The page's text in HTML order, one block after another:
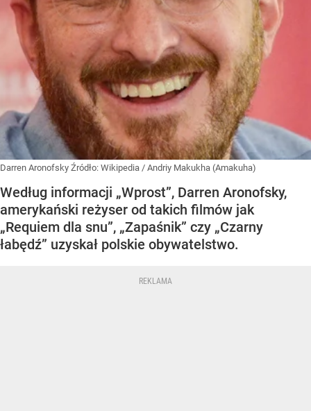
Darren Aronofsky Źródło: Wikipedia / Andriy Makukha (Amakuha)
Według informacji „Wprost”, Darren Aronofsky,
amerykański reżyser od takich filmów jak
„Requiem dla snu”, „Zapaśnik” czy „Czarny
łabędź” uzyskał polskie obywatelstwo.